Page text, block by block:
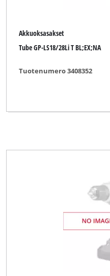
Akkuoksasakset
Tube GP-LS18/28Li T BL;EX;NA
Tuotenumero 3408352